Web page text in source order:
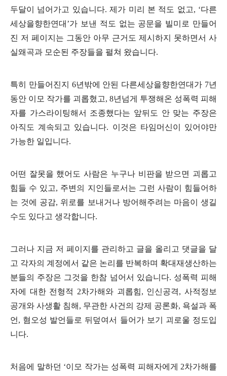
두달이 넘어가고 있습니다.제가 미리 본 적도 없고, ‘다른
세상을향한연대 ’가 보낸 적도 없는 공문을 빌미로 만들어
진 저 페이지는 그동안 아무 근거도 제시하지 못하면서 사
실왜곡과 모순된 주장들을 펼쳐 왔습니다.
특히 만들어진지 6년밖에 안된 다른세상을향한연대가 7년
동안 이모 작가를 괴롭혔고, 8년넘게 투쟁해온 성폭력 피해
자를 가스라이팅해서 조종했다는 앞뒤도 안 맞는 주장은
아직도 계속되고 있습니다. 이것은 타임머신이 있어야만
가능한 일입니다.
어떤 잘못을 했어도 사람은 누구나 비판을 받으면 괴롭고
힘들 수 있고, 주변의 지인들로서는 그런 사람이 힘들어하
는 것에 공감, 위로를 보내거나 방어해주려는 마음이 생길
수도 있다고 생각합니다.
그러나 지금 저 페이지를 관리하고 글을 올리고 댓글을 달
고 각자의 계정에서 같은 논리를 반복하며 확대재생산하는
분들의 주장은 그것을 한참 넘어서 있습니다. 성폭력 피해
자에 대한 전형적 2차가해와 괴롭힘, 인신공격,사적정보
공개와 사생활 침해 , 무관한 사건의 강제 공론화, 욕설과 폭
언 , 혐오성 발언들로 뒤덮여서 들어가 보기 괴로울 정도입
니다.
처음에 말하던 ‘이모 작가는 성폭력 피해자에게 2차가해를